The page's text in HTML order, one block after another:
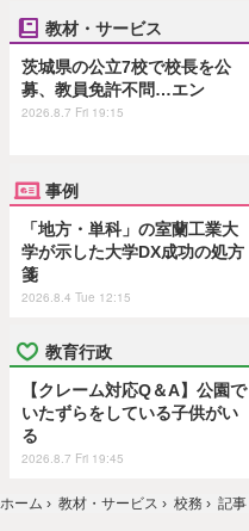
教材・サービス
茨城県の公立7校で校長を公
募、教員免許不問…エン
2026.8.7 Fri 19:15
事例
「地方・単科」の室蘭工業大
学が示した大学DX成功の処方
箋
2026.8.4 Tue 12:15
教育行政
【クレーム対応Q＆A】公園で
いたずらをしている子供がい
る
2026.8.7 Fri 19:45
ホーム › 教材・サービス › 校務 › 記事